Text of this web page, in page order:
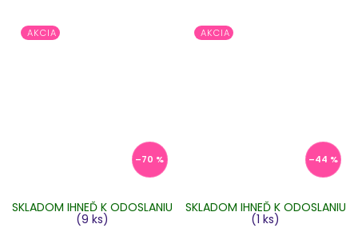
AKCIA
–70 %
SKLADOM IHNEĎ K ODOSLANIU
(9 ks)
AKCIA
–44 %
SKLADOM IHNEĎ K ODOSLANIU
(1 ks)